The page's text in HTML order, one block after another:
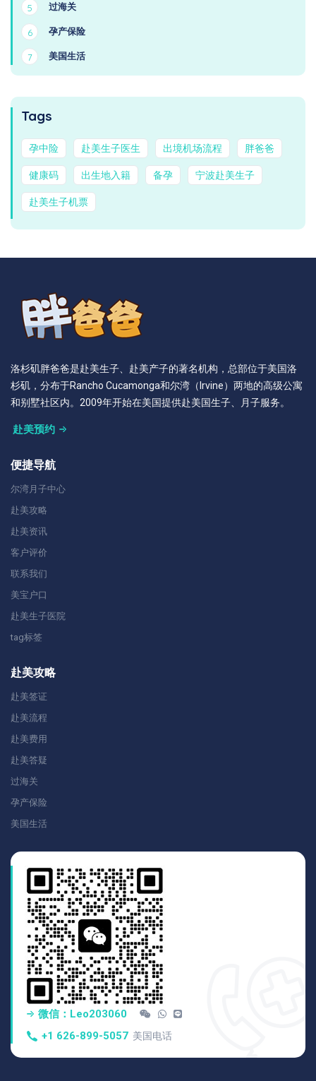
5 过海关
6 孕产保险
7 美国生活
Tags
孕中险 赴美生子医生 出境机场流程 胖爸爸
健康码 出生地入籍 备孕 宁波赴美生子
赴美生子机票
洛杉矶胖爸爸是赴美生子、赴美产子的著名机构，总部位于美国洛
杉矶，分布于Rancho Cucamonga和尔湾（Irvine）两地的高级公寓
和别墅社区内。2009年开始在美国提供赴美国生子、月子服务。
赴美预约
便捷导航
尔湾月子中心
赴美攻略
赴美资讯
客户评价
联系我们
美宝户口
赴美生子医院
tag标签
赴美攻略
赴美签证
赴美流程
赴美费用
赴美答疑
过海关
孕产保险
美国生活
微信：Leo203060
+1 626-899-5057 美国电话